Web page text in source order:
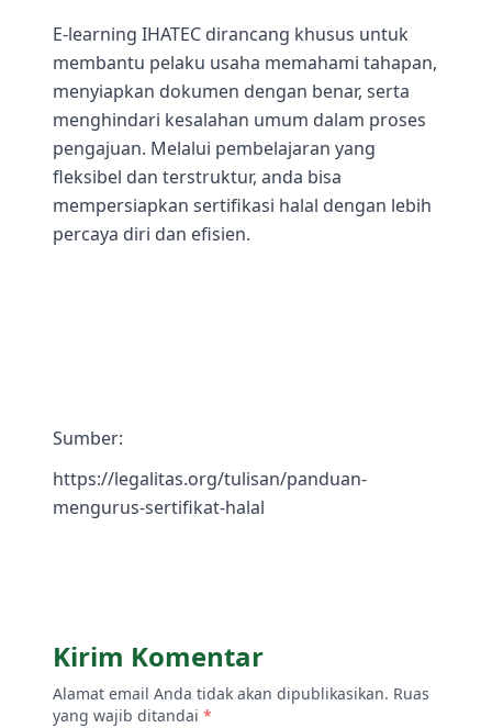
E-learning IHATEC dirancang khusus untuk
membantu pelaku usaha memahami tahapan,
menyiapkan dokumen dengan benar, serta
menghindari kesalahan umum dalam proses
pengajuan. Melalui pembelajaran yang
fleksibel dan terstruktur, anda bisa
mempersiapkan sertifikasi halal dengan lebih
percaya diri dan efisien.
Sumber:
https://legalitas.org/tulisan/panduan-
mengurus-sertifikat-halal
Kirim Komentar
Alamat email Anda tidak akan dipublikasikan. Ruas
yang wajib ditandai *